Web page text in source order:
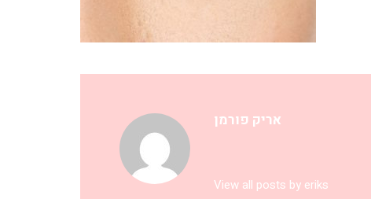
אריק פורמן
View all posts by eriks